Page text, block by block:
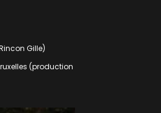
Gille)
(production